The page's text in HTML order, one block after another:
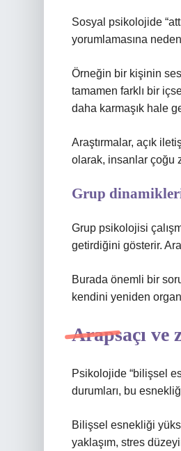
Sosyal psikolojide
yorumlamasına
Örneğin bir kişinin
tamamen farklı bir
daha karmaşık hale
Araştırmalar, açık
olarak, insanlar çoğu
Grup
Grup psikolojisi
getirdiğini gösterir.
Burada önemli bir
kendini yeniden
Arapsaçı ve
Psikolojide “bilişsel
durumları, bu
Bilişsel esnekliği
yaklaşım, stres